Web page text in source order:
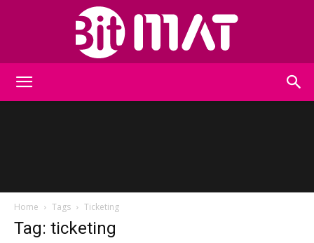
Home Tags Ticketing
Tag: ticketing